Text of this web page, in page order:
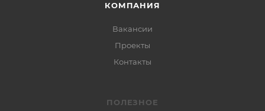
КОМПАНИЯ
Вакансии
Проекты
Контакты
ПОЛЕЗНОЕ